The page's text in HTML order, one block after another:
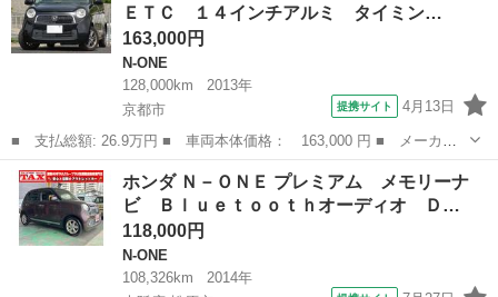
ルミ タイミン...
ＥＴＣ １４インチアルミ タイミン…
163,000円
N-ONE
128,000km
2013年
京都市
提携サイト 4月13日
■ 支払総額: 26.9万円 ■ 車両本体価格： 163,000 円 ■ メーカー
名： ホンダ ■ 車種名： Ｎ－ＯＮＥ ■ グレード名： ツアラ
ー ターボ ナビ ＥＴＣ １４インチアルミ タイミングチェーン
■ 排気量：...
京都 京都市 N-ONE
ホンダ Ｎ－ＯＮＥ プレミアム メモリーナ
ビ Ｂｌｕｅｔｏｏｔｈオーディオ Ｄ…
118,000円
N-ONE
108,326km
2014年